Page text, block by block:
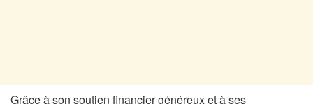
Grâce à son soutien financier généreux et à ses